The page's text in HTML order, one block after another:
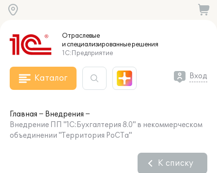
Отраслевые
и специализированныерешения
1С:Предприятие
Каталог Вход
Главная
Внедрения
Внедрение ПП "1С:Бухгалтерия 8.0" в некоммерческом
объединении "Территория РоСТа"
К списку